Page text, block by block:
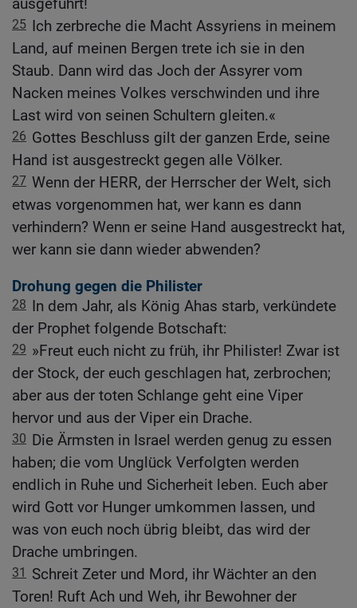
ausgeführt!
25 Ich zerbreche die Macht Assyriens in meinem
Land, auf meinen Bergen trete ich sie in den
Staub. Dann wird das Joch der Assyrer vom
Nacken meines Volkes verschwinden und ihre
Last wird von seinen Schultern gleiten.«
26 Gottes Beschluss gilt der ganzen Erde, seine
Hand ist ausgestreckt gegen alle Völker.
27 Wenn der HERR, der Herrscher der Welt, sich
etwas vorgenommen hat, wer kann es dann
verhindern? Wenn er seine Hand ausgestreckt hat,
wer kann sie dann wieder abwenden?
Drohung gegen die Philister
28 In dem Jahr, als König Ahas starb, verkündete
der Prophet folgende Botschaft:
29 »Freut euch nicht zu früh, ihr Philister! Zwar ist
der Stock, der euch geschlagen hat, zerbrochen;
aber aus der toten Schlange geht eine Viper
hervor und aus der Viper ein Drache.
30 Die Ärmsten in Israel werden genug zu essen
haben; die vom Unglück Verfolgten werden
endlich in Ruhe und Sicherheit leben. Euch aber
wird Gott vor Hunger umkommen lassen, und
was von euch noch übrig bleibt, das wird der
Drache umbringen.
31 Schreit Zeter und Mord, ihr Wächter an den
Toren! Ruft Ach und Weh, ihr Bewohner der